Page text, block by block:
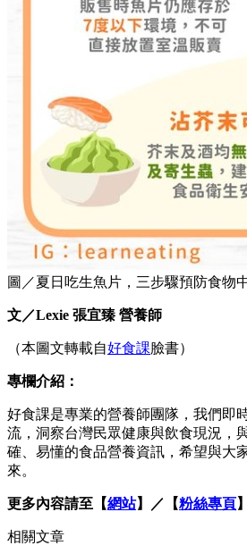
圖／夏日吃生魚片，三步驟預防食物
文／Lexie 張宜臻 營養師
（本圖文轉載自好食課臉書）
專欄介紹：
好食課是專業的營養師團隊，我們即
流，洞察台灣民眾健康與飲食現況，
確、易懂的食品營養資訊，希望與大
來。
更多內容請至【網站】／【粉絲專頁】
相關文章